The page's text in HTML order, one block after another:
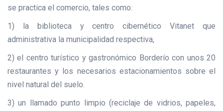
se practica el comercio, tales como:
1) la biblioteca y centro cibernético Vitanet que
administrativa la municipalidad respectiva,
2) el centro turístico y gastronómico Borderío con unos 20
restaurantes y los necesarios estacionamientos sobre el
nivel natural del suelo.
3) un llamado punto limpio (reciclaje de vidrios, papeles,